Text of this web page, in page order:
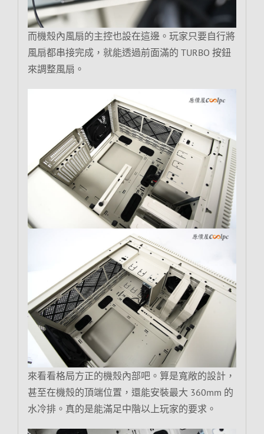
而機殼內風扇的主控也設在這邊。玩家只要自行將
風扇都串接完成，就能透過前面滿的 TURBO 按鈕
來調整風扇。
來看看格局方正的機殼內部吧。算是寬敞的設計，
甚至在機殼的頂端位置，還能安裝最大 360mm 的
水冷排。真的是能滿足中階以上玩家的要求。